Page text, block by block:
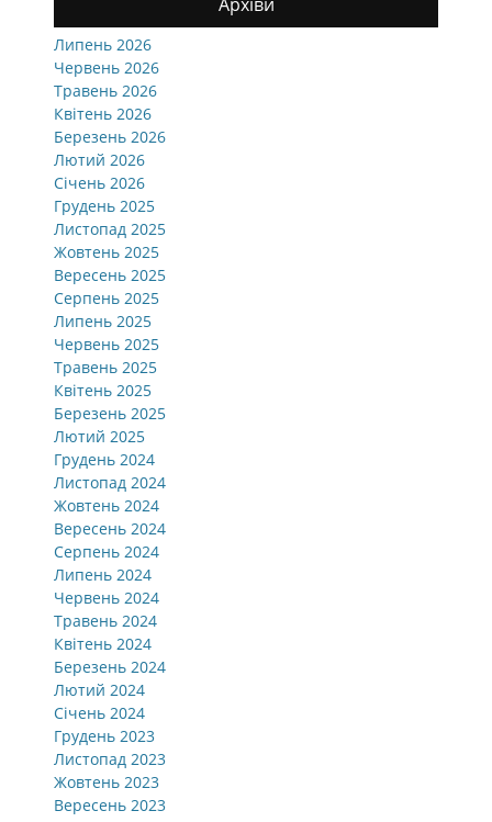
Липень 2026
Червень 2026
Травень 2026
Квітень 2026
Березень 2026
Лютий 2026
Січень 2026
Грудень 2025
Листопад 2025
Жовтень 2025
Вересень 2025
Серпень 2025
Липень 2025
Червень 2025
Травень 2025
Квітень 2025
Березень 2025
Лютий 2025
Грудень 2024
Листопад 2024
Жовтень 2024
Вересень 2024
Серпень 2024
Липень 2024
Червень 2024
Травень 2024
Квітень 2024
Березень 2024
Лютий 2024
Січень 2024
Грудень 2023
Листопад 2023
Жовтень 2023
Вересень 2023